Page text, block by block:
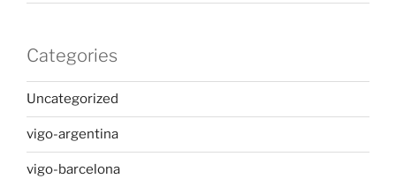
Categories
Uncategorized
vigo-argentina
vigo-barcelona